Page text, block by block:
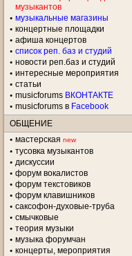
музыкантов
музыкальные магазины
концертные площадки
aфиша концертов
список реп. баз и студий
новости реп.баз и студий
интересные мероприятия
статьи
musicforums ВКОНТАКТЕ
musicforums в Facebook
ОБЩЕНИЕ
мастерская new
тусовка музыкантов
дискуссии
форум вокалистов
форум текстовиков
форум клавишников
саксофон-духовые-труба
смычковые
теория музыки
музыка форумчан
концерты, мероприятия